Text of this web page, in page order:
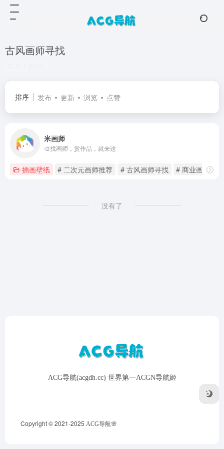
古风画师寻找
排序 发布 更新 浏览 点赞
米画师
🎨找画师，赏作品，就来这
插画壁纸 # 二次元画师推荐 # 古风画师寻找 # 商业画师对接
没有了
ACG导航(acgdh.cc) 世界第一ACGN导航姬
Copyright © 2021-2025 ACG导航🌸